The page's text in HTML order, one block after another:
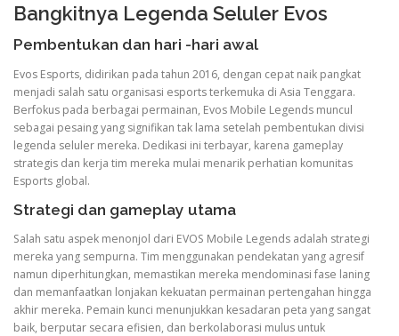
Bangkitnya Legenda Seluler Evos
Pembentukan dan hari -hari awal
Evos Esports, didirikan pada tahun 2016, dengan cepat naik pangkat
menjadi salah satu organisasi esports terkemuka di Asia Tenggara.
Berfokus pada berbagai permainan, Evos Mobile Legends muncul
sebagai pesaing yang signifikan tak lama setelah pembentukan divisi
legenda seluler mereka. Dedikasi ini terbayar, karena gameplay
strategis dan kerja tim mereka mulai menarik perhatian komunitas
Esports global.
Strategi dan gameplay utama
Salah satu aspek menonjol dari EVOS Mobile Legends adalah strategi
mereka yang sempurna. Tim menggunakan pendekatan yang agresif
namun diperhitungkan, memastikan mereka mendominasi fase laning
dan memanfaatkan lonjakan kekuatan permainan pertengahan hingga
akhir mereka. Pemain kunci menunjukkan kesadaran peta yang sangat
baik, berputar secara efisien, dan berkolaborasi mulus untuk